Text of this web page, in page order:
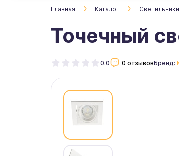
Главная Каталог Светильники
Точечный
0.0 0 отзывовБренд: